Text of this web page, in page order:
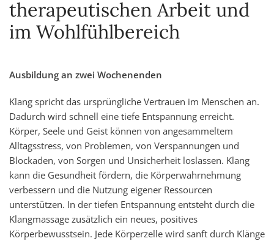
therapeutischen Arbeit und
im Wohlfühlbereich
Ausbildung an zwei Wochenenden
Klang spricht das ursprüngliche Vertrauen im Menschen an.
Dadurch wird schnell eine tiefe Entspannung erreicht.
Körper, Seele und Geist können von angesammeltem
Alltagsstress, von Problemen, von Verspannungen und
Blockaden, von Sorgen und Unsicherheit loslassen. Klang
kann die Gesundheit fördern, die Körperwahrnehmung
verbessern und die Nutzung eigener Ressourcen
unterstützen. In der tiefen Entspannung entsteht durch die
Klangmassage zusätzlich ein neues, positives
Körperbewusstsein. Jede Körperzelle wird sanft durch Klänge